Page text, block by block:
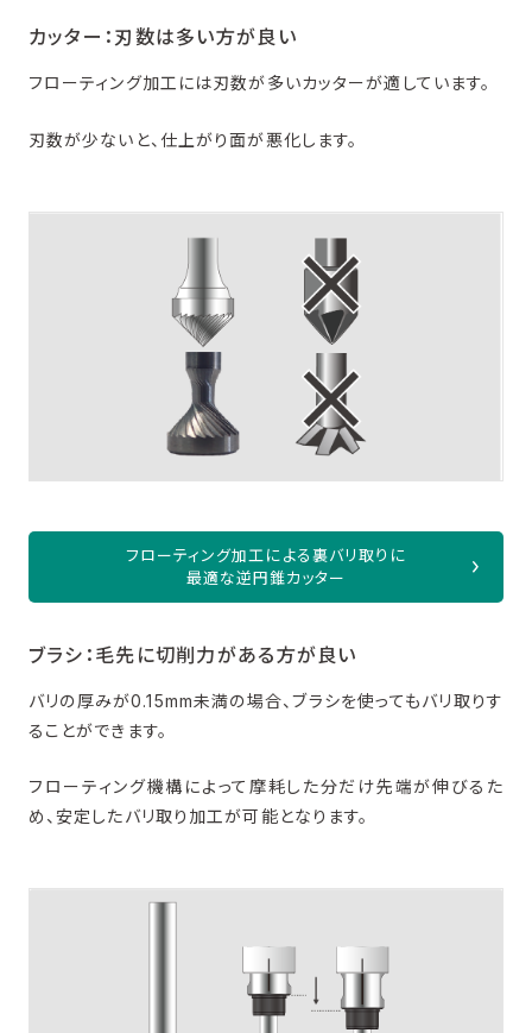
カッター：刃数は多い方が良い
フローティング加工には刃数が多いカッターが適しています。
刃数が少ないと、仕上がり面が悪化します。
フローティング加工による裏バリ取りに
最適な逆円錐カッター
ブラシ：毛先に切削力がある方が良い
バリの厚みが0.15mm未満の場合、ブラシを使ってもバリ取りす
ることができます。
フローティング機構によって摩耗した分だけ先端が伸びるた
め、安定したバリ取り加工が可能となります。